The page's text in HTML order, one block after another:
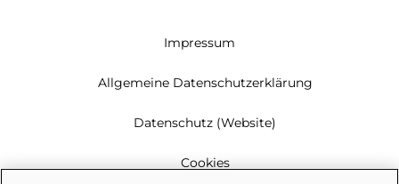
Impressum
Allgemeine Datenschutzerklärung
Datenschutz (Website)
Cookies